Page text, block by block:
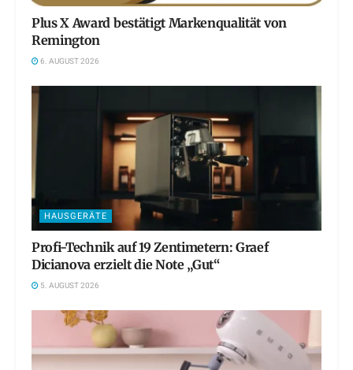
Plus X Award bestätigt Markenqualität von
Remington
6. AUGUST 2026
HAUSGERÄTE
Profi-Technik auf 19 Zentimetern: Graef
Dicianova erzielt die Note „Gut“
5. AUGUST 2026